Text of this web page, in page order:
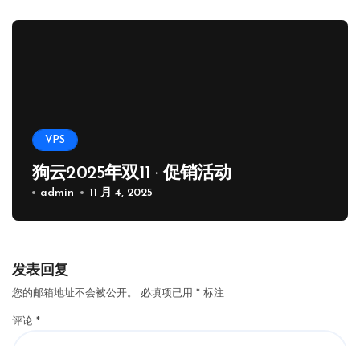
VPS
狗云2025年双11 · 促销活动
admin 11 月 4, 2025
发表回复
您的邮箱地址不会被公开。 必填项已用 * 标注
评论 *